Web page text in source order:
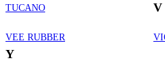
TUCANO V
VEE RUBBER
Y